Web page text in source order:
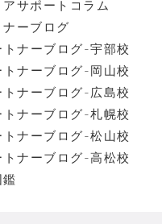
アサポートコラム
ーブログ
トナーブログ-宇部校
トナーブログ-岡山校
トナーブログ-広島校
トナーブログ-札幌校
トナーブログ-松山校
トナーブログ-高松校